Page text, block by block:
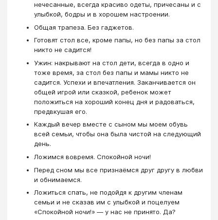
нечесанные, всегда красиво одеты, причесаны и с
улыбкой, бодры и в хорошем настроении.
Общая трапеза. Без гаджетов.
Готовят стол все, кроме папы, но без папы за стол
никто не садится!
Ужин: накрывают на стол дети, всегда в одно и
тоже время, за стол без папы и мамы никто не
садится. Успехи и впечатления. Заканчивается он
общей игрой или сказкой, ребенок может
положиться на хороший конец дня и радоваться,
предвкушая его.
Каждый вечер вместе с сыном мы моем обувь
всей семьи, чтобы она была чистой на следующий
день.
Ложимся вовремя. Спокойной ночи!
Перед сном мы все признаёмся друг другу в любви
и обнимаемся.
Ложиться спать, не подойдя к другим членам
семьи и не сказав им с улыбкой и поцелуем
«Спокойной ночи!» — у нас не принято. Да?